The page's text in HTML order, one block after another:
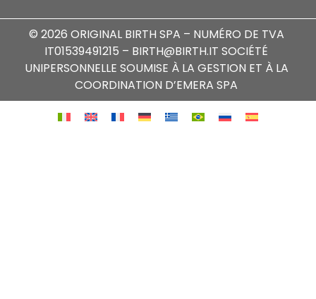
© 2026 ORIGINAL BIRTH SPA – NUMÉRO DE TVA
IT01539491215 – BIRTH@BIRTH.IT SOCIÉTÉ
UNIPERSONNELLE SOUMISE À LA GESTION ET À LA
COORDINATION D’EMERA SPA